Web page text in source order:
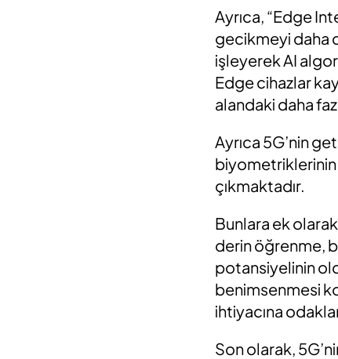
Ayrıca, “Edge
gecikmeyi daha
işleyerek AI
Edge cihazlar
alandaki daha
Ayrıca 5G’nin
biyometriklerinin
çıkmaktadır.
Bunlara ek
derin öğrenme,
potansiyelinin
benimsenmesi
ihtiyacına
Son olarak,